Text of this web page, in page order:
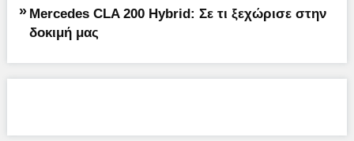
» Mercedes CLA 200 Hybrid: Σε τι ξεχώρισε στην
δοκιμή μας